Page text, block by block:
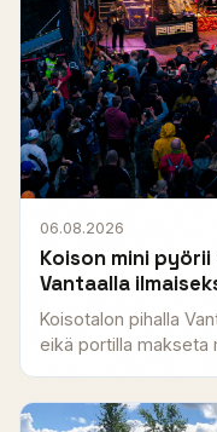
06.08.2026
Koison mini
Vantaalla
Koisotalon pihalla
eikä portilla makseta